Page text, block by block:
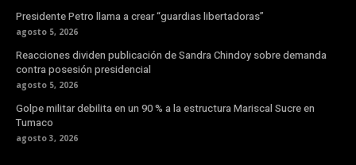
Presidente Petro llama a crear “guardias libertadoras”
agosto 5, 2026
Reacciones dividen publicación de Sandra Chindoy sobre demanda
contra posesión presidencial
agosto 5, 2026
Golpe militar debilita en un 90 % a la estructura Mariscal Sucre en
Tumaco
agosto 3, 2026